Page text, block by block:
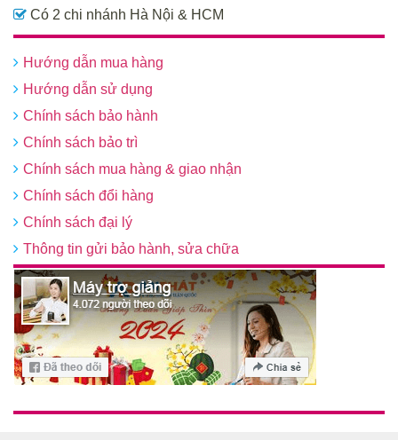
Có 2 chi nhánh Hà Nội & HCM
Hướng dẫn mua hàng
Hướng dẫn sử dụng
Chính sách bảo hành
Chính sách bảo trì
Chính sách mua hàng & giao nhận
Chính sách đổi hàng
Chính sách đại lý
Thông tin gửi bảo hành, sửa chữa